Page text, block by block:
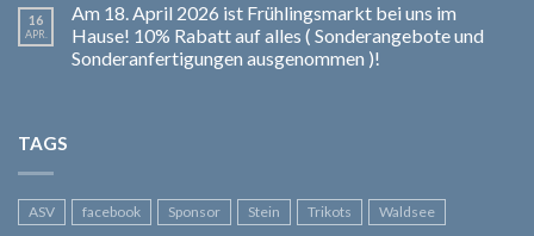
16
APR.
Am 18. April 2026 ist Frühlingsmarkt bei uns im
Hause! 10% Rabatt auf alles ( Sonderangebote und
Sonderanfertigungen ausgenommen )!
TAGS
ASV facebook Sponsor Stein Trikots Waldsee